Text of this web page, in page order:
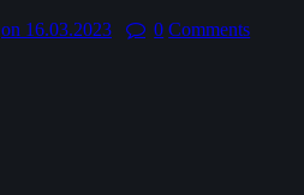
on 16.03.2023 0 Comments